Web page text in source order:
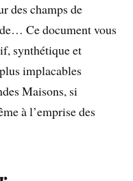
des champs de
Ce document vous
synthétique et
implacables
Maisons, si
à l’emprise des